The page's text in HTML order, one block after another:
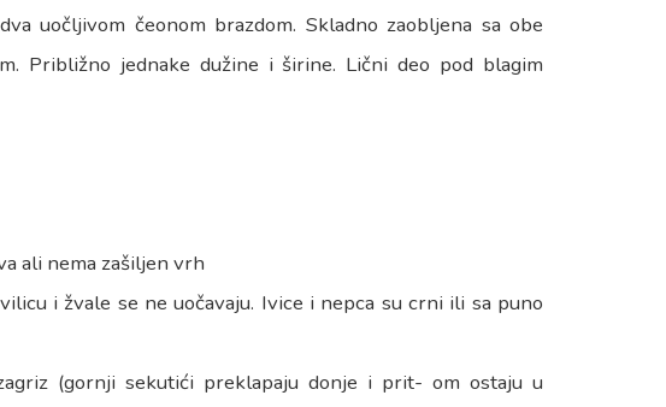
uočljivom čeonom brazdom. Skladno zaobljena sa obe
Približno jednake dužine i širine. Lični deo pod blagim
ali nema zašiljen vrh
i žvale se ne uočavaju. Ivice i nepca su crni ili sa puno
(gornji sekutići preklapaju donje i prit- om ostaju u